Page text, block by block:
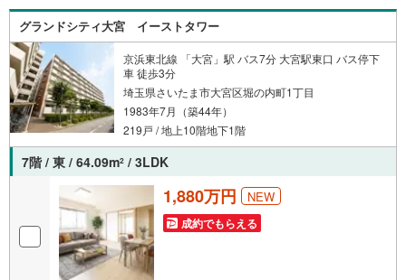
0～18:30こちらのお時間でしたらお電話でのお問合せがス
ムーズですお気軽にお問合せください
グランドシティ大宮 イーストタワー
京浜東北線 「大宮」駅 バス7分 大宮駅東口 バス停下
車 徒歩3分
埼玉県さいたま市大宮区堀の内町1丁目
1983年7月（築44年）
219戸 / 地上10階地下1階
7階 / 東 / 64.09m2 / 3LDK
1,880万円 NEW
成約でもらえる